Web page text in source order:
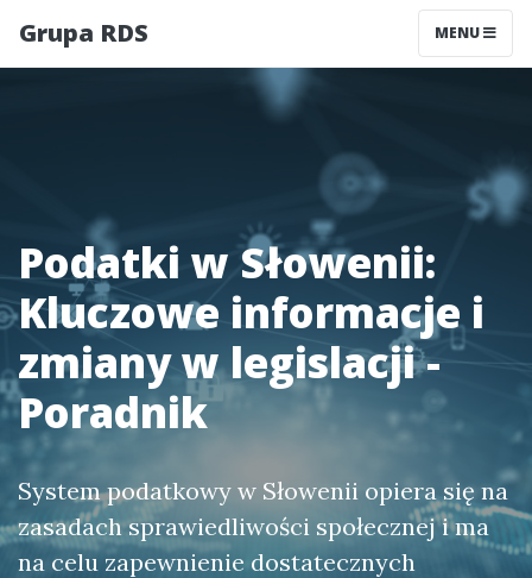
Grupa RDS MENU
Podatki w Słowenii:
Kluczowe informacje i
zmiany w legislacji -
Poradnik
System podatkowy w Słowenii opiera się na
zasadach sprawiedliwości społecznej i ma
na celu zapewnienie dostatecznych